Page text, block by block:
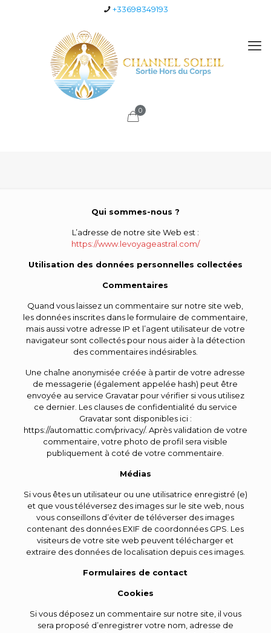
+33698349193
0
Qui sommes-nous ?
L’adresse de notre site Web est :
https://www.levoyageastral.com/
Utilisation des données personnelles collectées
Commentaires
Quand vous laissez un commentaire sur notre site web,
les données inscrites dans le formulaire de commentaire,
mais aussi votre adresse IP et l’agent utilisateur de votre
navigateur sont collectés pour nous aider à la détection
des commentaires indésirables.
Une chaîne anonymisée créée à partir de votre adresse
de messagerie (également appelée hash) peut être
envoyée au service Gravatar pour vérifier si vous utilisez
ce dernier. Les clauses de confidentialité du service
Gravatar sont disponibles ici :
https://automattic.com/privacy/. Après validation de votre
commentaire, votre photo de profil sera visible
publiquement à coté de votre commentaire.
Médias
Si vous êtes un utilisateur ou une utilisatrice enregistré (e)
et que vous téléversez des images sur le site web, nous
vous conseillons d’éviter de téléverser des images
contenant des données EXIF de coordonnées GPS. Les
visiteurs de votre site web peuvent télécharger et
extraire des données de localisation depuis ces images.
Formulaires de contact
Cookies
Si vous déposez un commentaire sur notre site, il vous
sera proposé d’enregistrer votre nom, adresse de